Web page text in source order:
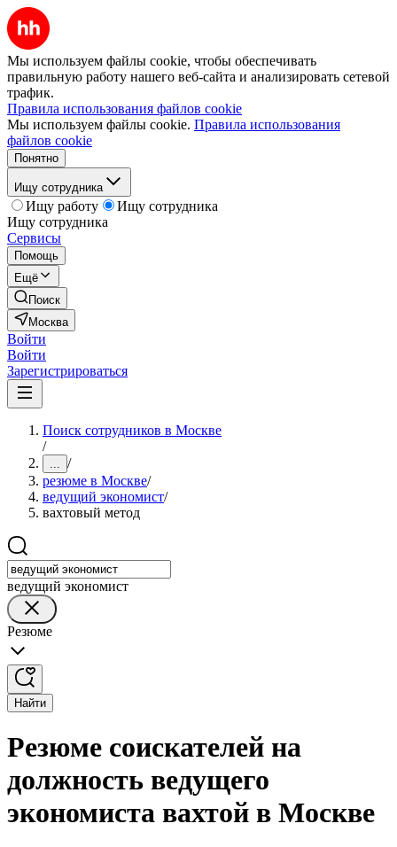
Мы используем файлы cookie, чтобы обеспечивать
правильную работу нашего веб-сайта и анализировать сетевой
трафик.
Правила использования файлов cookie
Мы используем файлы cookie. Правила использования
файлов cookie
Понятно
Ищу сотрудника
Ищу работу
Ищу сотрудника
Ищу сотрудника
Сервисы
Помощь
Ещё
Поиск
Москва
Войти
Войти
Зарегистрироваться
Поиск сотрудников в Москве
/
... /
резюме в Москве/
ведущий экономист/
вахтовый метод
ведущий экономист
Резюме
Найти
Резюме соискателей на
должность ведущего
экономиста вахтой в Москве